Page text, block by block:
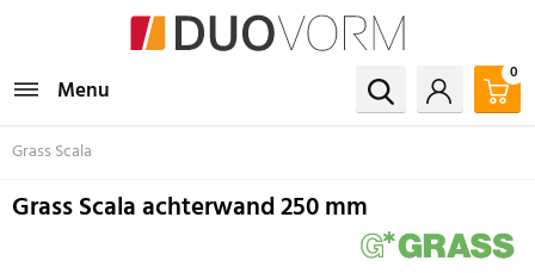
Menu
0
Grass Scala
Grass Scala achterwand 250 mm